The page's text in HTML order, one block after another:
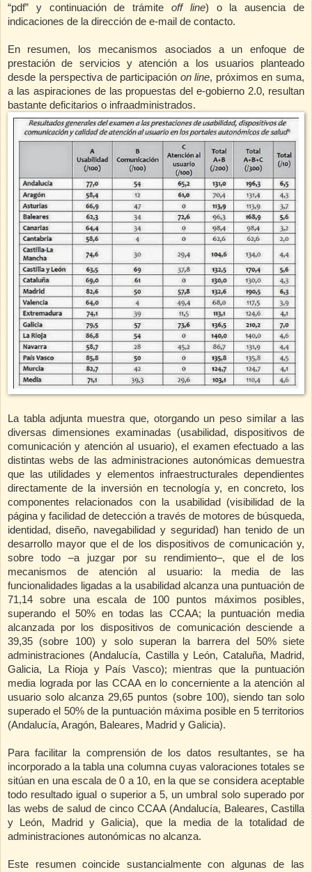
“pdf” y continuación de trámite off line) o la ausencia de
indicaciones de la dirección de e-mail de contacto.
En resumen, los mecanismos asociados a un enfoque de
prestación de servicios y atención a los usuarios planteado
desde la perspectiva de participación on line, próximos en suma,
a las aspiraciones de las propuestas del e-gobierno 2.0, resultan
bastante deficitarios o infraadministrados.
La tabla adjunta muestra que, otorgando un peso similar a las
diversas dimensiones examinadas (usabilidad, dispositivos de
comunicación y atención al usuario), el examen efectuado a las
distintas webs de las administraciones autonómicas demuestra
que las utilidades y elementos infraestructurales dependientes
directamente de la inversión en tecnología y, en concreto, los
componentes relacionados con la usabilidad (visibilidad de la
página y facilidad de detección a través de motores de búsqueda,
identidad, diseño, navegabilidad y seguridad) han tenido de un
desarrollo mayor que el de los dispositivos de comunicación y,
sobre todo –a juzgar por su rendimiento–, que el de los
mecanismos de atención al usuario: la media de las
funcionalidades ligadas a la usabilidad alcanza una puntuación de
71,14 sobre una escala de 100 puntos máximos posibles,
superando el 50% en todas las CCAA; la puntuación media
alcanzada por los dispositivos de comunicación desciende a
39,35 (sobre 100) y solo superan la barrera del 50% siete
administraciones (Andalucía, Castilla y León, Cataluña, Madrid,
Galicia, La Rioja y País Vasco); mientras que la puntuación
media lograda por las CCAA en lo concerniente a la atención al
usuario solo alcanza 29,65 puntos (sobre 100), siendo tan solo
superado el 50% de la puntuación máxima posible en 5 territorios
(Andalucía, Aragón, Baleares, Madrid y Galicia).
Para facilitar la comprensión de los datos resultantes, se ha
incorporado a la tabla una columna cuyas valoraciones totales se
sitúan en una escala de0 a10, en la que se considera aceptable
todo resultado igual o superior a 5, un umbral solo superado por
las webs de salud de cinco CCAA (Andalucía, Baleares, Castilla
y León, Madrid y Galicia), que la media de la totalidad de
administraciones autonómicas no alcanza.
Este resumen coincide sustancialmente con algunas de las